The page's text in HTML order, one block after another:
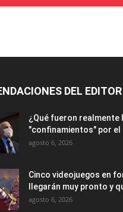
DEL EDITOR
¿Qué fueron realmente
"confinamientos" por el
agosto 6, 2026
Cinco videojuegos en
llegarán muy pronto y
agosto 6, 2026